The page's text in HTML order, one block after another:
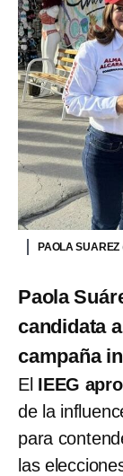
PAOLA SUAREZ
Paola
candidata
campaña
El IEEG
de la
para
las